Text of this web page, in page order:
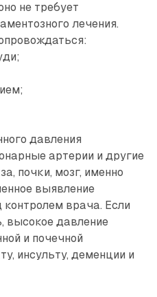
не требует
лечения.
давления
артерии и другие
почки, мозг, именно
выявление
контролем врача. Если
высокое давление
и почечной
инсульту, деменции и